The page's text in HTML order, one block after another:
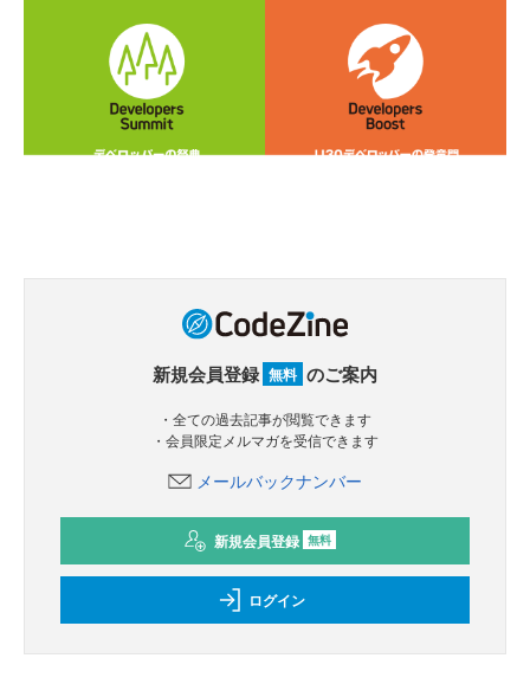
新規会員登録 無料 のご案内
・全ての過去記事が閲覧できます
・会員限定メルマガを受信できます
メールバックナンバー
新規会員登録 無料
ログイン